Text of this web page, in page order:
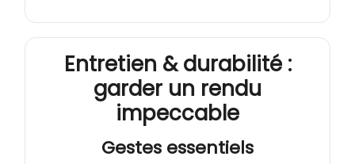
Entretien & durabilité :
garder un rendu
impeccable
Gestes essentiels